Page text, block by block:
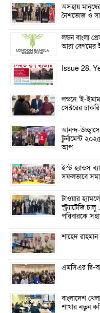
অসহায়
নৈশভোজ ও
লন্ডন বাংলা
আরা বেগমের
Issue 28.
লন্ডনে ‘ই-
সেক্টরের
আনন্দ-
টুর্নামেন্ট
আপ
ইস্ট হ্যান্ডস
সফলভাবে
টাওয়ার
স্ট্র্যাটেজি চালু
পরিবারকে
শাহেদ
এমসিএর দ্বি-
বাংলাদেশ
শাখার নতুন